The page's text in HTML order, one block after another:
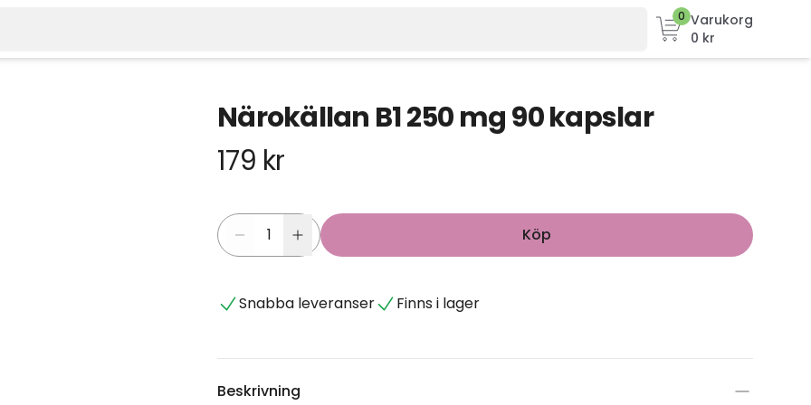
0 Varukorg
0 kr
Närokällan B1 250 mg 90 kapslar
179 kr
Köp
Snabba leveranser Finns i lager
Beskrivning